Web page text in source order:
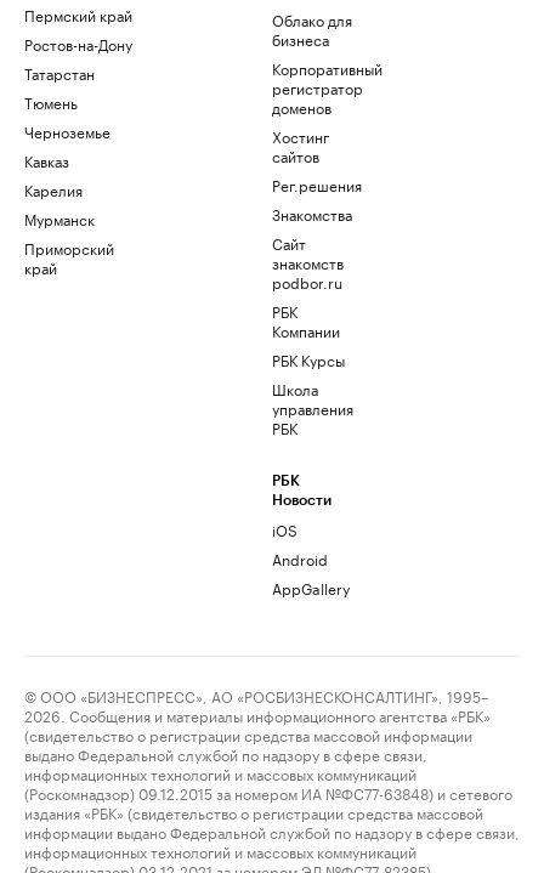
Пермский край
Ростов-на-Дону
Татарстан
Тюмень
Черноземье
Кавказ
Карелия
Мурманск
Приморский
край
Облако для
бизнеса
Корпоративный
регистратор
доменов
Хостинг
сайтов
Рег.решения
Знакомства
Сайт
знакомств
podbor.ru
РБК
Компании
РБК Курсы
Школа
управления
РБК
РБК
Новости
iOS
Android
AppGallery
© ООО «БИЗНЕСПРЕСС», АО «РОСБИЗНЕСКОНСАЛТИНГ», 1995–
2026. Сообщения и материалы информационного агентства «РБК»
(свидетельство о регистрации средства массовой информации
выдано Федеральной службой по надзору в сфере связи,
информационных технологий и массовых коммуникаций
(Роскомнадзор) 09.12.2015 за номером ИА №ФС77-63848) и сетевого
издания «РБК» (свидетельство о регистрации средства массовой
информации выдано Федеральной службой по надзору в сфере связи,
информационных технологий и массовых коммуникаций